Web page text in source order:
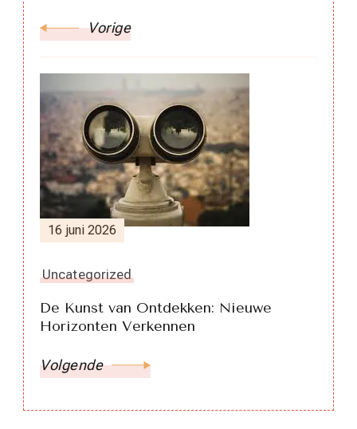
Vorige
16 juni 2026
Uncategorized
De Kunst van Ontdekken: Nieuwe
Horizonten Verkennen
Volgende